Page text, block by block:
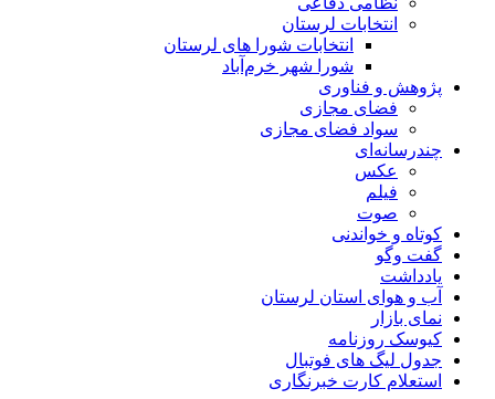
انتخابات لرستان
انتخابات شورا های لرستان
شورا شهر خرم‌آباد
پژوهش و فناوری
فضای مجازی
سواد فضای مجازی
چندرسانه‌ای
عكس
فیلم
صوت
کوتاه و خواندنی
گفت وگو
یادداشت
آب و هوای استان لرستان
نمای بازار
کیوسک روزنامه
جدول لیگ های فوتبال
استعلام کارت خبرنگاری